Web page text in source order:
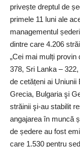
privește dreptul de
primele 11 luni ale
managementul
dintre care 4.206
„Cei mai mulți provin
378, Sri Lanka –
de cetățeni ai Uniunii
Grecia, Bulgaria şi
străinii şi-au stabilit
angajarea în muncă
de ședere au fost
care 1.530 pentru